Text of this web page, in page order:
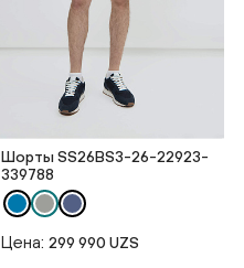
Шорты SS26BS3-26-22923-
339788
Цена: 299 990 UZS